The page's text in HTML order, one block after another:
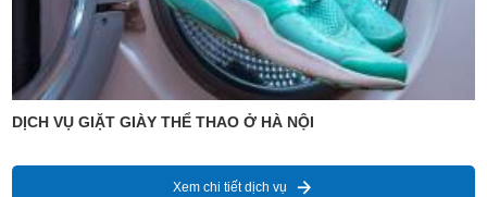
DỊCH VỤ GIẶT GIÀY THỂ THAO Ở HÀ NỘI
Xem chi tiết dịch vụ